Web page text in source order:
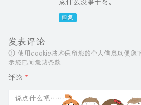
回复
发表评论
使用cookie技术保留您的个人信息以便您
示您已同意该条款
评论 *